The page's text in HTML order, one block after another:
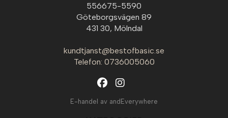
556675-5590
Göteborgsvägen 89
431 30, Mölndal
kundtjanst@bestofbasic.se
Telefon: 0736005060
E-handel av andEverywhere